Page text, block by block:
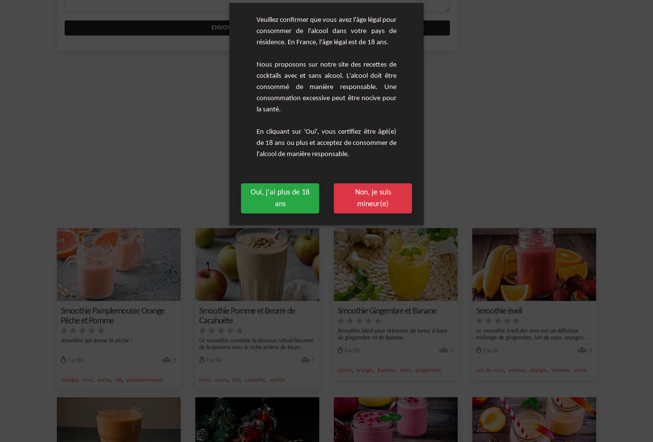
ENVOYER VOTRE COMMENTAIRE
Les cocktails similaires
Smoothie Pamplemousse Orange
Pêche et Pomme
Smoothie qui donne la pêche !
Facile 1
orange, miel , sucre, sel , pamplemousse
Smoothie Pomme et Beurre de
Cacahuète
Ce smoothie combine la douceur rafraîchissante
de la pomme avec le riche arôme du beurr...
Facile 1
miel , sucre, lait, cannelle, vanille
Smoothie Gingembre et Banane
Smoothie idéal pour retrouver du tonus à base
de gingembre et de banane.
Facile 1
citron, orange, banane, miel , gingembre
Smoothie éveil
Le smoothie éveil des sens est un délicieux
mélange de gingembre, lait de coco, oranges...
Facile 3
lait de coco, ananas, orange, banane, sucre
Veuillez confirmer que vous avez l'âge légal pour
consommer de l'alcool dans votre pays de
résidence. En France, l'âge légal est de 18 ans.
Nous proposons sur notre site des recettes de
cocktails avec et sans alcool. L'alcool doit être
consommé de manière responsable. Une
consommation excessive peut être nocive pour
la santé.
En cliquant sur 'Oui', vous certifiez être âgé(e)
de 18 ans ou plus et acceptez de consommer de
l'alcool de manière responsable.
Oui, j'ai plus de 18
ans
Non, je suis
mineur(e)